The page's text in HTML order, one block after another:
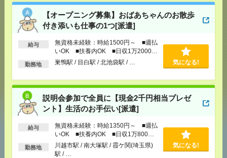
【オープニング募集】おばあちゃんのお散歩
付き添いも仕事の1つ[派遣]
給与
無資格未経験：時給1500円～ ■週払
いOK ■扶養内OK ■日収1万2000円
以上
勤務地 巣鴨駅 / 目白駅 / 北池袋駅 / … 気になる!
説明会参加で全員に【現金2千円相当プレゼ
ント】生活のお手伝い[派遣]
給与
無資格未経験：時給1350円～ ■週払
いOK ■扶養内OK ■日収1万800円
以上
勤務地
川越市駅 / 南大塚駅 / 霞ケ関(埼玉県)
駅 / …
気になる!
応募ページへ
気になる！
シェア ツイート ブックマーク
あなたの閲覧履歴からの
おすすめ